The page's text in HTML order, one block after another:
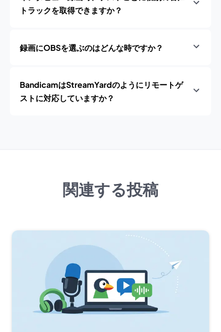
トラックを取得できますか？
録画にOBSを選ぶのはどんな時ですか？
BandicamはStreamYardのようにリモートゲ
ストに対応していますか？
関連する投稿